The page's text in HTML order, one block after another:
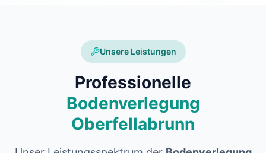
Unsere Leistungen
Professionelle
Bodenverlegung
Oberfellabrunn